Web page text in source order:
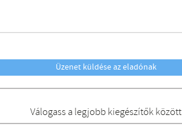
Üzenet küldése az eladónak
Válogass a legjobb kiegészítők között